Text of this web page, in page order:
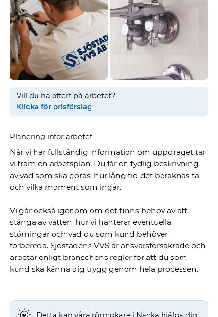
Vill du ha offert på arbetet?
Klicka för prisförslag
Planering inför arbetet
När vi har fullständig information om uppdraget tar
vi fram en arbetsplan. Du får en tydlig beskrivning
av vad som ska göras, hur lång tid det beräknas ta
och vilka moment som ingår.
Vi går också igenom om det finns behov av att
stänga av vatten, hur vi hanterar eventuella
störningar och vad du som kund behöver
förbereda. Sjöstadens VVS är ansvarsförsäkrade och
arbetar enligt branschens regler för att du som
kund ska känna dig trygg genom hela processen.
Detta kan våra rörmokare i Nacka hjälpa dig